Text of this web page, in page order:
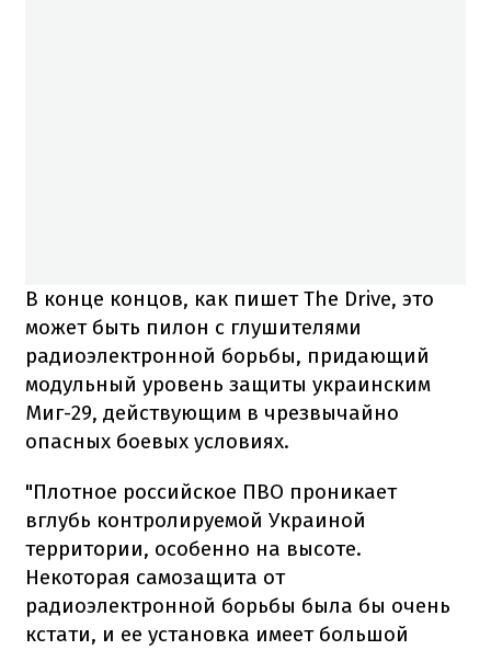
В конце концов, как пишет The Drive, это
может быть пилон с глушителями
радиоэлектронной борьбы, придающий
модульный уровень защиты украинским
Миг-29, действующим в чрезвычайно
опасных боевых условиях.
"Плотное российское ПВО проникает
вглубь контролируемой Украиной
территории, особенно на высоте.
Некоторая самозащита от
радиоэлектронной борьбы была бы очень
кстати, и ее установка имеет большой